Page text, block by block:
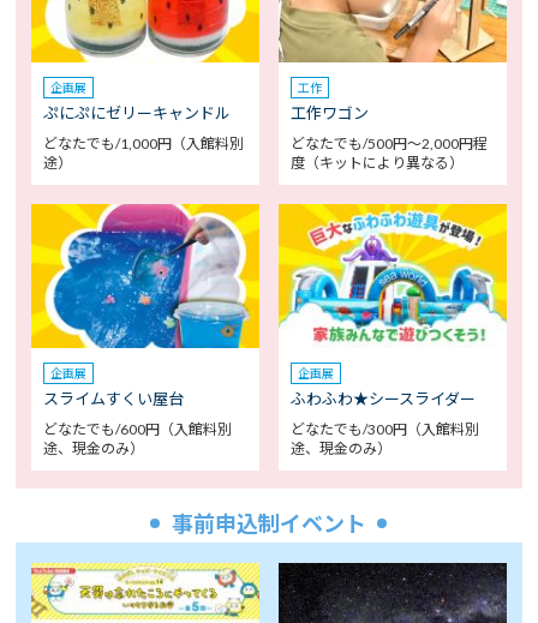
企画展
ぷにぷにゼリーキャンドル
どなたでも/1,000円（入館料別
途）
工作
工作ワゴン
どなたでも/500円～2,000円程
度（キットにより異なる）
企画展
スライムすくい屋台
どなたでも/600円（入館料別
途、現金のみ）
企画展
ふわふわ★シースライダー
どなたでも/300円（入館料別
途、現金のみ）
事前申込制イベント